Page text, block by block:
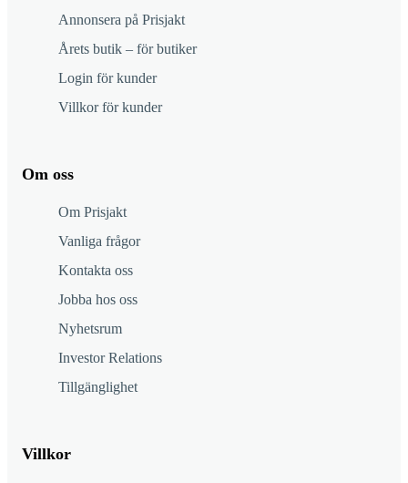
Annonsera på Prisjakt
Årets butik – för butiker
Login för kunder
Villkor för kunder
Om oss
Om Prisjakt
Vanliga frågor
Kontakta oss
Jobba hos oss
Nyhetsrum
Investor Relations
Tillgänglighet
Villkor